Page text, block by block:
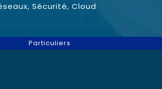
Sécurité, Cloud
Particuliers